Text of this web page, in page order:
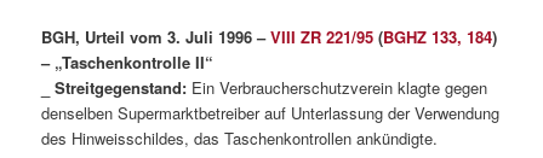
BGH, Urteil vom 3. Juli 1996 –VIII ZR 221/95 (BGHZ 133, 184)
– „Taschenkontrolle II“
_ Streitgegenstand: Ein Verbraucherschutzverein klagte gegen
denselben Supermarktbetreiber auf Unterlassung der Verwendung
des Hinweisschildes, das Taschenkontrollen ankündigte.